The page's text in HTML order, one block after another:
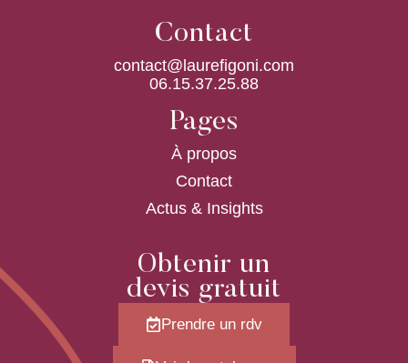
Contact
contact@laurefigoni.com
06.15.37.25.88
Pages
À propos
Contact
Actus & Insights
Obtenir un
devis gratuit
Prendre un rdv